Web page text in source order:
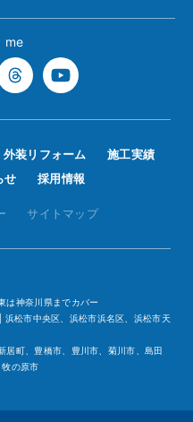
me
外装リフォーム
施工実績
せ 採用情報
サイトマップ
は神奈川県までカバー
松市中央区、浜松市浜名区、浜松市天
居町、豊橋市、豊川市、菊川市、島田
の原市